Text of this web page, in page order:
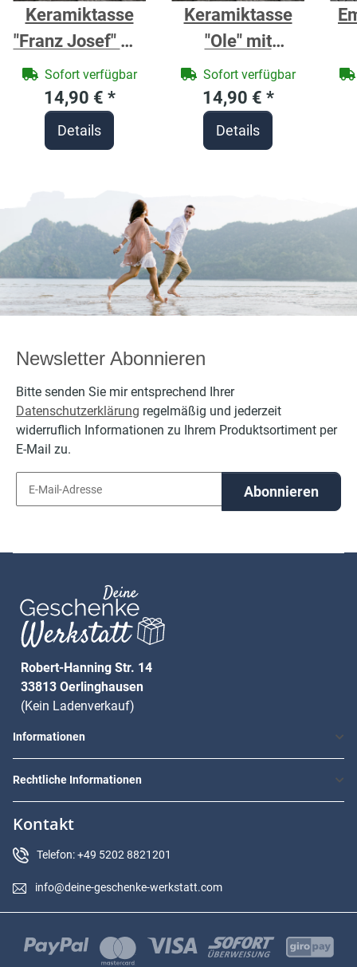
Keramiktasse
"Franz Josef" mit
farbigen Henkel
und
Zunftzeichen
und Spruch
Sofort verfügbar
14,90 € *
Details
Keramiktasse
"Ole" mit
farbigen Henkel
und
Zunftzeichen
und Spruch
Sofort verfügbar
14,90 € *
Details
Newsletter Abonnieren
Bitte senden Sie mir entsprechend Ihrer
Datenschutzerklärung regelmäßig und jederzeit
widerruflich Informationen zu Ihrem Produktsortiment per
E-Mail zu.
Abonnieren
Robert-Hanning Str. 14
33813 Oerlinghausen
(Kein Ladenverkauf)
Informationen
Rechtliche Informationen
Kontakt
Telefon: +49 5202 8821201
info@deine-geschenke-werkstatt.com